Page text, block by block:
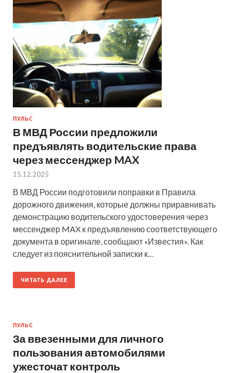
ПУЛЬС
В МВД России предложили
предъявлять водительские права
через мессенджер MAX
15.12.2025
В МВД России подготовили поправки в Правила
дорожного движения, которые должны приравнивать
демонстрацию водительского удостоверения через
мессенджер MAX к предъявлению соответствующего
документа в оригинале, сообщают «Известия». Как
следует из пояснительной записки к…
ЧИТАТЬ ДАЛЕЕ
ПУЛЬС
За ввезенными для личного
пользования автомобилями
ужесточат контроль